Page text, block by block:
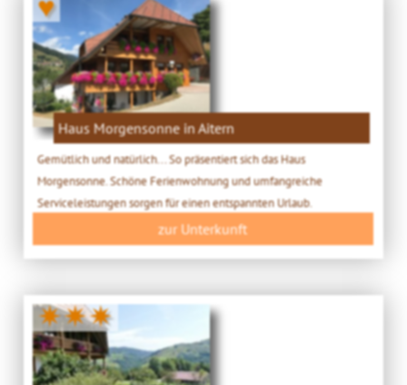
Haus Morgensonne in Aitern
Gemütlich und natürlich... So präsentiert sich das Haus
Morgensonne. Schöne Ferienwohnung und umfangreiche
Serviceleistungen sorgen für einen entspannten Urlaub.
zur Unterkunft
✷✷✷